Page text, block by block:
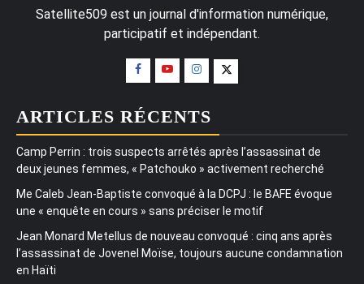
Satellite509 est un journal d'information numérique,
participatif et indépendant.
ARTICLES RÉCENTS
Camp Perrin : trois suspects arrêtés après l’assassinat de
deux jeunes femmes, « Patchouko » activement recherché
Me Caleb Jean-Baptiste convoqué à la DCPJ : le BAFE évoque
une « enquête en cours » sans préciser le motif
Jean Monard Metellus de nouveau convoqué : cinq ans après
l’assassinat de Jovenel Moïse, toujours aucune condamnation
en Haïti